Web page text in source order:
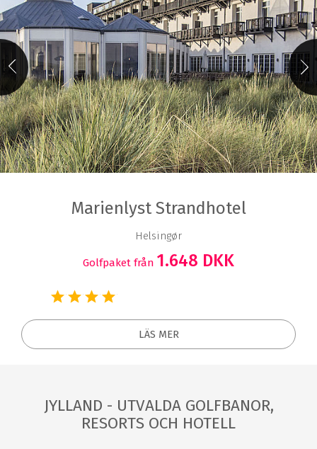
Marienlyst Strandhotel
Helsingør
Golfpaket från 1.648 DKK
LÄS MER
JYLLAND - UTVALDA GOLFBANOR,
RESORTS OCH HOTELL